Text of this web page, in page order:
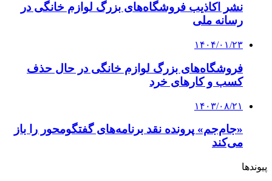
نشر اکاذیب فروشگاه‌های بزرگ لوازم خانگی در
رسانه ملی
۱۴۰۴/۰۱/۲۳
فروشگاه‌های بزرگ لوازم خانگی در حال حذف
کسب و کارهای خرد
۱۴۰۳/۰۸/۲۱
«جام‌جم» پرونده نقد برنامه‌های گفتگومحور را باز
می‌کند
پیوندها